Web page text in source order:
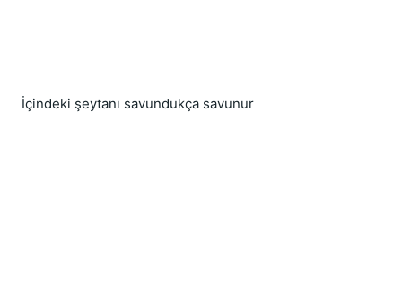
İçindeki şeytanı savundukça savunur